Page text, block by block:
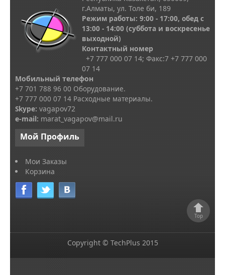
г.Алматы, ул. Толе би, 189
Режим работы: 9:00 - 17:00, обед с
13:00 - 14:00 (суббота и воскресенье
выходной)
Контактный номер
+7 777 000 07 14; Факс:7 +7 777 000
07 14
Мобильный телефон
+7 701 788 96 00 Оборудование.
+7 777 000 07 14 Расходные материалы.
Skype: vagapov72
e-mail: marat_vagapov@mail.ru
Мой Профиль
Мои Заказы
Корзина
Top
Copyright © TechPlus 2015